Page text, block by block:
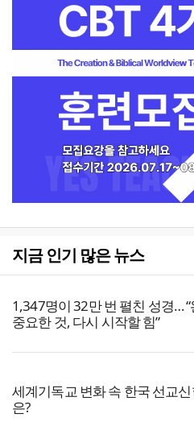
지금 인기 많은 뉴스
1,347명이 32만 번 펼친 성경…
중요한 것, 다시 시작할 힘”
세계기독교 변화 속 한국 선교
은?